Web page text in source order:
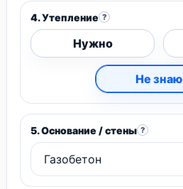
4. Утепление ?
Нужно
Не знаю
5. Основание / стены ?